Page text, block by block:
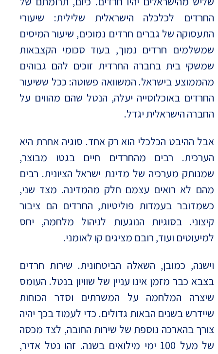
החרדים לכלכלה הישראלית שלילית: שיעורי
התעסוקה של גברים חרדים נמוכים, שיעור המיסים
שמשלמים חרדים נמוך, בעוד סכומי הקצבאות
שמשקי בית בחברה החרדית זוכים להם גבוהים
מהממוצע בישראל. המשוואה פשוטה: ככל ששיעור
החרדים באוכלוסייה יעלה, הנטל שהם מהווים על
החברה הישראלית יגדל.
אבל ההיבט הכלכלי הוא רק אחד. סוגיה אחרת היא
הערכית. רבים מהחרדים חיים בגטו מבוצר,
שמנותק מערכיה של מדינת ישראל הציונית. רבים
מהם לא רואים עצמם חלק מהמדינה. מצד שני,
כשמדובר בעמדות פוליטיות, החרדים הם ציבור
קיצוני. בסוגיות הנוגעות לניהול מלחמה, יחס
למיעוטים ועוד, רובם מציגים קו לאומני.
וישנה, כמובן, השאלה הביטחונית. שירות חרדים
בצבא כבר מזמן אינו עניין של שוויון בנטל. העומס
שיצרה המלחמה על המשרתים וסדר הכוחות
שיידרש בשנים הבאות גדולים. כדי לעמוד בכך יהיה
צורך בהארכה נוספת של שירות החובה, לצד מכסה
של מעל 100 ימי מילואים בשנה. זהו נטל אדיר,